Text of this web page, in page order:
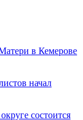
в Кемерове
начал
состоится